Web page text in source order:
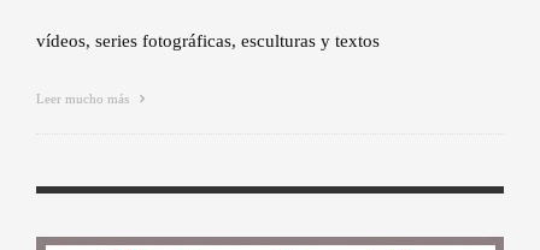
vídeos, series fotográficas, esculturas y textos
Leer mucho más